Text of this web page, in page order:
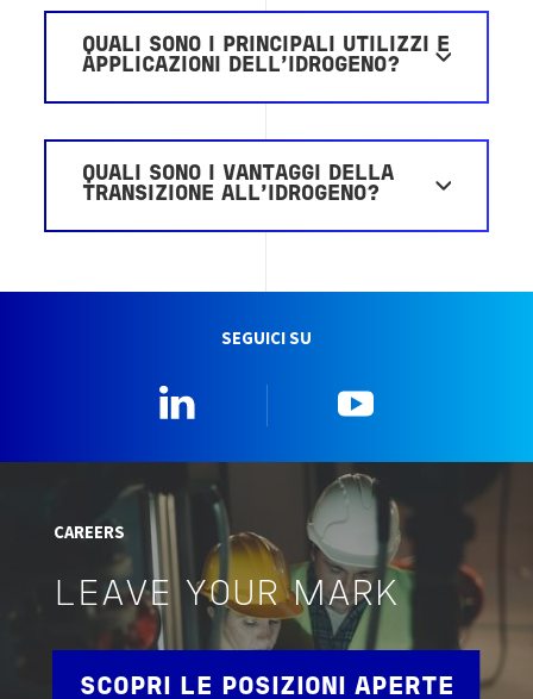
QUALI SONO I PRINCIPALI UTILIZZI E
APPLICAZIONI DELL’IDROGENO?
QUALI SONO I VANTAGGI DELLA
TRANSIZIONE ALL'IDROGENO?
SEGUICI SU
CAREERS
LEAVE YOUR MARK
SCOPRI LE POSIZIONI APERTE